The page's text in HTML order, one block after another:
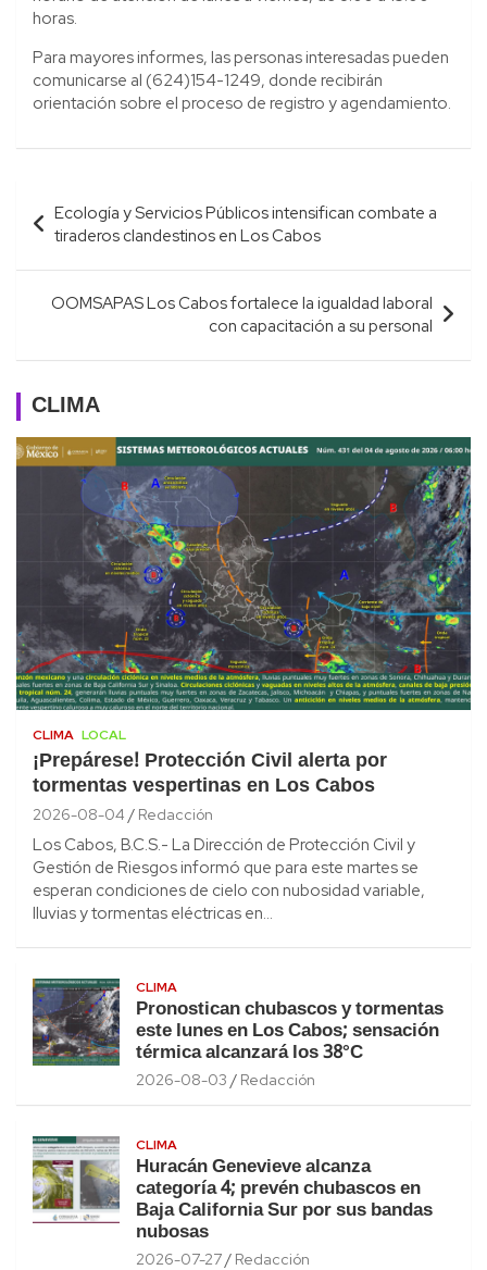
horas.
Para mayores informes, las personas interesadas pueden
comunicarse al (624)154-1249, donde recibirán
orientación sobre el proceso de registro y agendamiento.
Navegación
de
entradas
Ecología y Servicios Públicos intensifican combate a
tiraderos clandestinos en Los Cabos
OOMSAPAS Los Cabos fortalece la igualdad laboral
con capacitación a su personal
CLIMA
CLIMA LOCAL
¡Prepárese! Protección Civil alerta por
tormentas vespertinas en Los Cabos
2026-08-04 Redacción
Los Cabos, B.C.S.- La Dirección de Protección Civil y
Gestión de Riesgos informó que para este martes se
esperan condiciones de cielo con nubosidad variable,
lluvias y tormentas eléctricas en…
CLIMA
Pronostican chubascos y tormentas
este lunes en Los Cabos; sensación
térmica alcanzará los 38°C
2026-08-03 Redacción
CLIMA
Huracán Genevieve alcanza
categoría 4; prevén chubascos en
Baja California Sur por sus bandas
nubosas
2026-07-27 Redacción